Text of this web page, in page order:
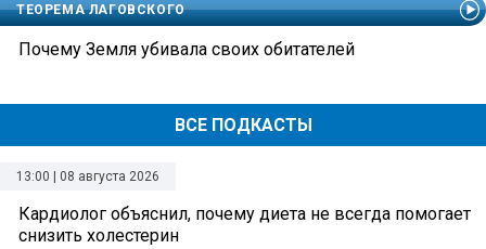
ВСЕ ПОДКАСТЫ
ТЕОРЕМА ЛАГОВСКОГО
Почему Земля убивала своих обитателей
13:00 | 08 августа 2026
Кардиолог объяснил, почему диета не всегда помогает
снизить холестерин